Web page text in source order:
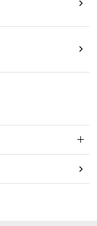
約50㎏
す